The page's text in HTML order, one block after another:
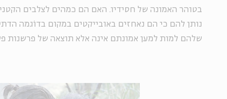
בטוהר האמונה של חסידיו. האם הם כמהים לצלבים
נותן להם כי הם נאחזים באובייקטים במקום בדוֹגמה
שלהם למות למען אמונתם אינה אלא תוצאה של פרשנות